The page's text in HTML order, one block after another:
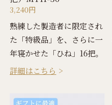
3,240円
熟練した製造者に限定され
た「特級品」を、さらに一
年寝かせた「ひね」16把。
詳細はこちら